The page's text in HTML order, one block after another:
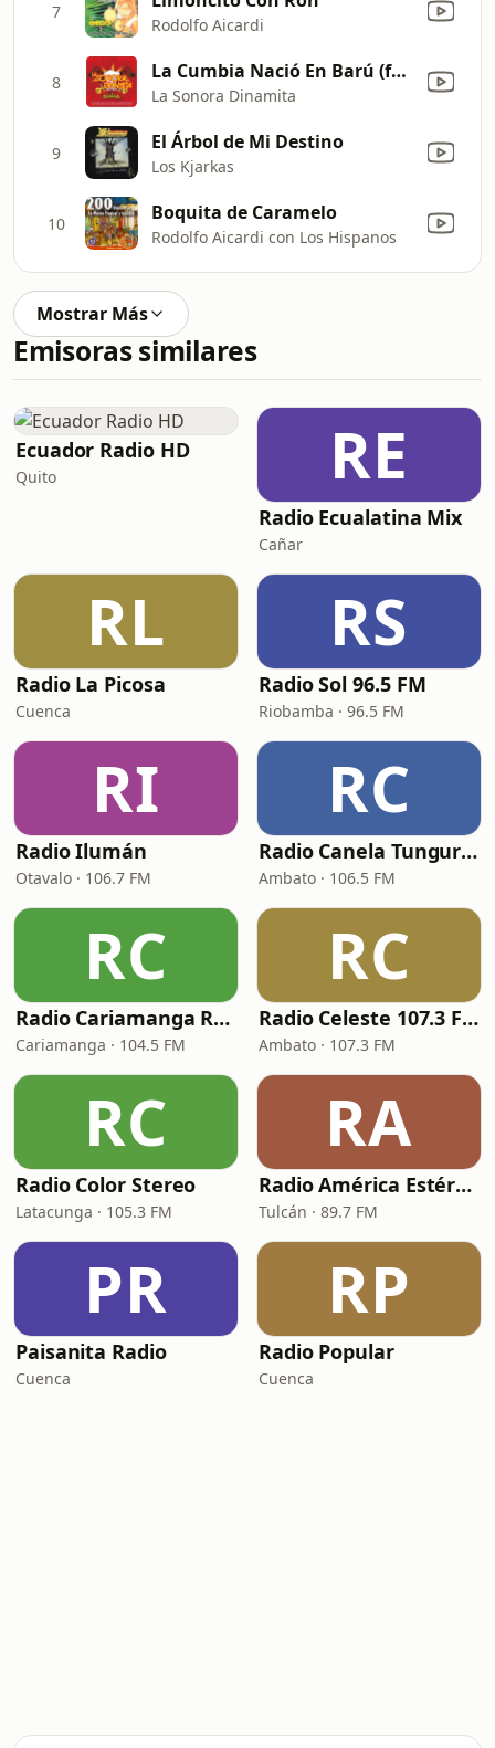
7
Rodolfo Aicardi
8 La Cumbia Nació En Barú (feat. Big Javy Y Los Tenampa)
La Sonora Dinamita
9 El Árbol de Mi Destino
Los Kjarkas
10 Boquita de Caramelo
Rodolfo Aicardi con Los Hispanos
Mostrar Más
Emisoras similares
Ecuador Radio HD
Quito RE
Radio Ecualatina Mix
Cañar
RL
Radio La Picosa
Cuenca
RS
Radio Sol 96.5 FM
Riobamba · 96.5 FM
RI
Radio Ilumán
Otavalo · 106.7 FM
RC
Radio Canela Tungurahua
Ambato · 106.5 FM
RC
Radio Cariamanga RC PLUS
Cariamanga · 104.5 FM
RC
Radio Celeste 107.3 FM
Ambato · 107.3 FM
RC
Radio Color Stereo
Latacunga · 105.3 FM
RA
Radio América Estéreo Tulcán
Tulcán · 89.7 FM
PR
Paisanita Radio
Cuenca
RP
Radio Popular
Cuenca